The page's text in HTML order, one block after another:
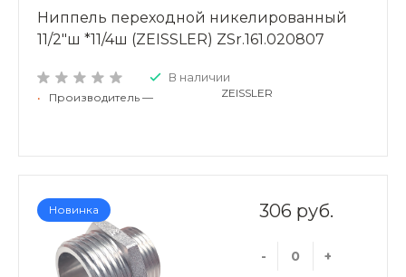
Ниппель переходной никелированный
11/2"ш *11/4ш (ZEISSLER) ZSr.161.020807
В наличии
• Производитель — ZEISSLER
Новинка 306 руб.
- +